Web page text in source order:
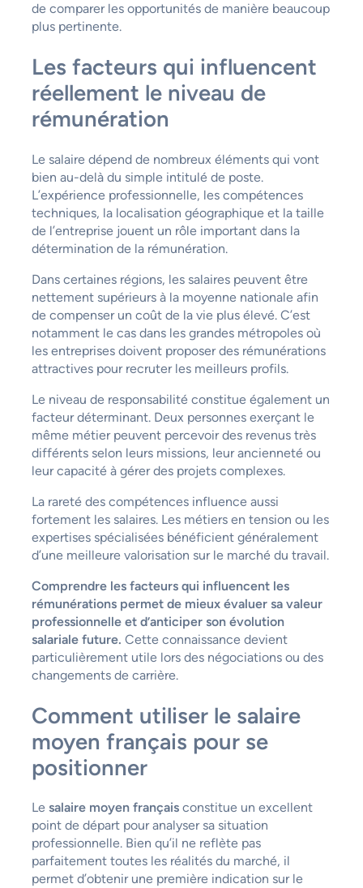
de comparer les opportunités de manière beaucoup
plus pertinente.
Les facteurs qui influencent
réellement le niveau de
rémunération
Le salaire dépend de nombreux éléments qui vont
bien au-delà du simple intitulé de poste.
L’expérience professionnelle, les compétences
techniques, la localisation géographique et la taille
de l’entreprise jouent un rôle important dans la
détermination de la rémunération.
Dans certaines régions, les salaires peuvent être
nettement supérieurs à la moyenne nationale afin
de compenser un coût de la vie plus élevé. C’est
notamment le cas dans les grandes métropoles où
les entreprises doivent proposer des rémunérations
attractives pour recruter les meilleurs profils.
Le niveau de responsabilité constitue également un
facteur déterminant. Deux personnes exerçant le
même métier peuvent percevoir des revenus très
différents selon leurs missions, leur ancienneté ou
leur capacité à gérer des projets complexes.
La rareté des compétences influence aussi
fortement les salaires. Les métiers en tension ou les
expertises spécialisées bénéficient généralement
d’une meilleure valorisation sur le marché du travail.
Comprendre les facteurs qui influencent les
rémunérations permet de mieux évaluer sa valeur
professionnelle et d’anticiper son évolution
salariale future. Cette connaissance devient
particulièrement utile lors des négociations ou des
changements de carrière.
Comment utiliser le salaire
moyen français pour se
positionner
Le salaire moyen françaisconstitue un excellent
point de départ pour analyser sa situation
professionnelle. Bien qu’il ne reflète pas
parfaitement toutes les réalités du marché, il
permet d’obtenir une première indication sur le